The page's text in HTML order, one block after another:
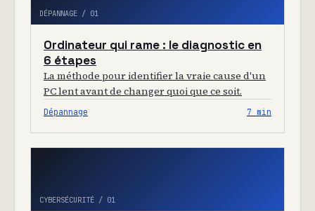
DÉPANNAGE / 01
Ordinateur qui rame : le diagnostic en
6 étapes
La méthode pour identifier la vraie cause d'un
PC lent avant de changer quoi que ce soit.
Dépannage 7 min
CYBERSÉCURITÉ / 01